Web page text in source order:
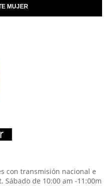
MUJER
con transmisión nacional e
de 10:00 am -11:00m